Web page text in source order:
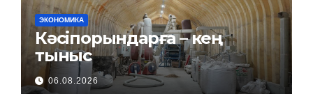
ЭКОНОМИКА
Кәсіпорындарға – кең
тыныс
06.08.2026